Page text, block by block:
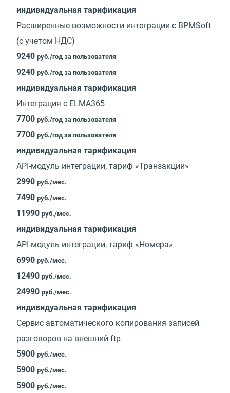
индивидуальная тарификация
Расширенные возможности интеграции с BPMSoft
(с учетом НДС)
9240 руб./год за пользователя
9240 руб./год за пользователя
индивидуальная тарификация
Интеграция с ELMA365
7700 руб./год за пользователя
7700 руб./год за пользователя
индивидуальная тарификация
API-модуль интеграции, тариф «Транзакции»
2990 руб./мес.
7490 руб./мес.
11990 руб./мес.
индивидуальная тарификация
API-модуль интеграции, тариф «Номера»
6990 руб./мес.
12490 руб./мес.
24990 руб./мес.
индивидуальная тарификация
Сервис автоматического копирования записей
разговоров на внешний ftp
5900 руб./мес.
5900 руб./мес.
5900 руб./мес.